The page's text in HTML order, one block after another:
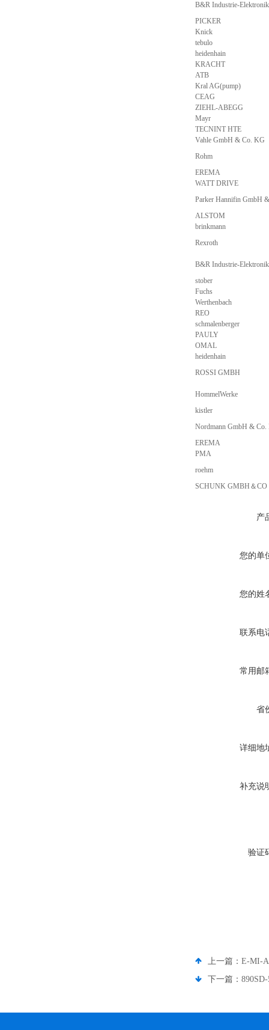
B&R Industrie-
PICKER
Knick
tebulo
heidenhain
KRACHT
ATB
Kral AG(pump)
CEAG
ZIEHL-ABEGG
Mayr
TECNINT HTE
Vahle GmbH & Co. KG
Rohm
EREMA
WATT DRIVE
Parker Hannifin GmbH
ALSTOM
brinkmann
Rexroth
B&R Industrie-
stober
Fuchs
Werthenbach
REO
schmalenberger
PAULY
OMAL
heidenhain
ROSSI GMBH
HommelWerke
kistler
Nordmann GmbH & Co.
EREMA
PMA
roehm
SCHUNK GMBH＆CO
产
您的单
您的姓
联系电
常用邮
省
详细地
补充说
验证
上一篇： E-MI-
下一篇：